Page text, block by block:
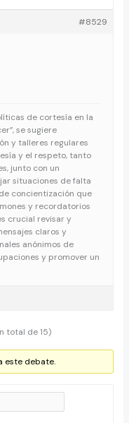
#8529
de cortesía en la
se sugiere
y talleres regulares
y el respeto, tanto
junto con un
situaciones de falta
concientización que
y recordatorios
crucial revisar y
claros y
anónimos de
y promover un
total de 15)
este debate.